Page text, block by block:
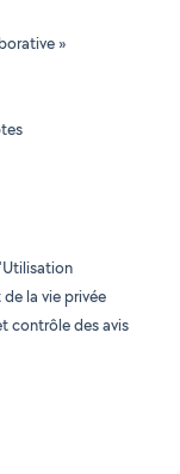
»
la vie privée
contrôle des avis